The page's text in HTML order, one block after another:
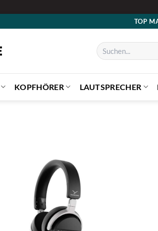
TOP
Suchen
nach:
KOPFHÖRER LAUTSPRECHER